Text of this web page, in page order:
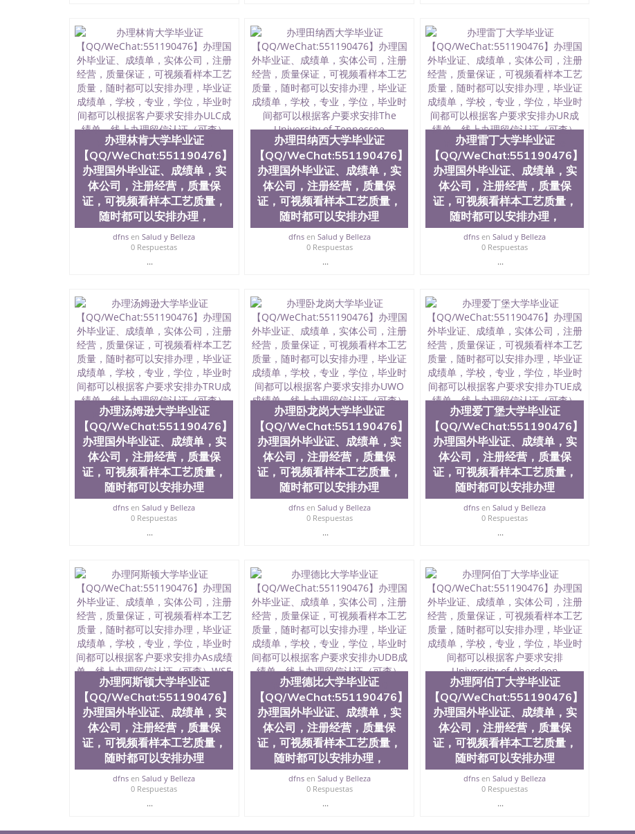
State University）圣何塞州立大学学位证（San Jose State University）圣何塞州立大学学位证（San Jose
State University）圣何塞州立大学学位证（San Jose State University）圣何塞州立大学（San Jose State
University）圣何塞州立大学（San Jose State University）圣何塞州立大学（San Jose State University）圣
何塞州立大学（San Jose State University）圣何塞州立大学学位证（San Jose State University）圣何塞州
立大学学位证（San Jose State University）圣何塞州立大学结业证（San Jose State University）圣何塞州
立大学结业证（San Jose State University）圣何塞州立大学结业证（San Jose State University）圣何塞州
立大学学位证（San Jose State University）圣何塞州立大学学位证（San Jose State University）圣何塞州
立大学学历证书（San Jose State University）圣何塞州立大学学历证书（San Jose State University）圣何
塞州立大学学历证书（San Jose State University）澳洲读书未毕业找人做文凭学位qq微信551190476澳洲
读CQU中央昆士兰大学学历 绩单购买学位证书/澳洲读本科硕士做文凭/购买澳洲大学毕业证成绩单假文凭
学历offieUniversityofSouthernQueensland 澳洲读书未毕业找人做文凭学位qq微信551190476澳洲读CQU中
央昆士兰大学学历成绩单购买学位证书/澳洲读本科硕士做文凭/购买澳洲大学毕业证成绩单假文凭学历办
理悉尼大学毕业证【QQ/WeChat:551190476】办理国外毕业证、成绩单，实体公司，注册经营，质量保
证，可视频看样本工艺质量，随时都可以安排办理，毕业证成绩单，学校，专业，学位，毕业时间都可以
根据客户要求安排办US成绩单。线上办理留信认证（可查）WSE认证，The University of Sydney
办理林肯大学毕业证
【QQ/WeChat:551190476】
办理国外毕业证、成绩单，实
体公司，注册经营，质量保
证，可视频看样本工艺质量，
随时都可以安排办理，
dfns enSalud y Belleza
0 Respuestas
...
办理田纳西大学毕业证
【QQ/WeChat:551190476】
办理国外毕业证、成绩单，实
体公司，注册经营，质量保
证，可视频看样本工艺质量，
随时都可以安排办理
dfnsen Salud y Belleza
0 Respuestas
...
办理雷丁大学毕业证
【QQ/WeChat:551190476】
办理国外毕业证、成绩单，实
体公司，注册经营，质量保
证，可视频看样本工艺质量，
随时都可以安排办理，
dfns enSalud y Belleza
0 Respuestas
...
办理汤姆逊大学毕业证
【QQ/WeChat:551190476】
办理国外毕业证、成绩单，实
体公司，注册经营，质量保
证，可视频看样本工艺质量，
随时都可以安排办理
dfns enSalud y Belleza
0 Respuestas
...
办理卧龙岗大学毕业证
【QQ/WeChat:551190476】
办理国外毕业证、成绩单，实
体公司，注册经营，质量保
证，可视频看样本工艺质量，
随时都可以安排办理
dfnsen Salud y Belleza
0 Respuestas
...
办理爱丁堡大学毕业证
【QQ/WeChat:551190476】
办理国外毕业证、成绩单，实
体公司，注册经营，质量保
证，可视频看样本工艺质量，
随时都可以安排办理
dfns enSalud y Belleza
0 Respuestas
...
办理阿斯顿大学毕业证
【QQ/WeChat:551190476】
办理国外毕业证、成绩单，实
体公司，注册经营，质量保
证，可视频看样本工艺质量，
随时都可以安排办理
dfns enSalud y Belleza
0 Respuestas
...
办理德比大学毕业证
【QQ/WeChat:551190476】
办理国外毕业证、成绩单，实
体公司，注册经营，质量保
证，可视频看样本工艺质量，
随时都可以安排办理，
dfnsen Salud y Belleza
0 Respuestas
...
办理阿伯丁大学毕业证
【QQ/WeChat:551190476】
办理国外毕业证、成绩单，实
体公司，注册经营，质量保
证，可视频看样本工艺质量，
随时都可以安排办理
dfns enSalud y Belleza
0 Respuestas
...